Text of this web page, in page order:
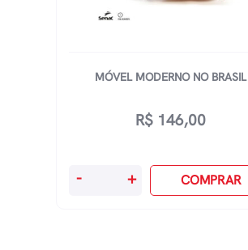
MÓVEL MODERNO NO BRASIL
R$ 146,00
Móvel
- + COMPRAR